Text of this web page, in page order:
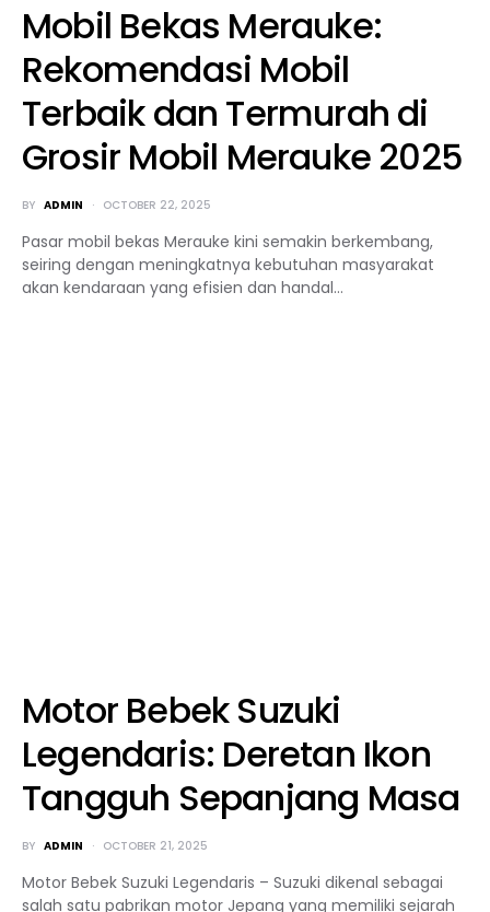
Mobil Bekas Merauke:
Rekomendasi Mobil
Terbaik dan Termurah di
Grosir Mobil Merauke 2025
BY ADMIN OCTOBER 22, 2025
Pasar mobil bekas Merauke kini semakin berkembang,
seiring dengan meningkatnya kebutuhan masyarakat
akan kendaraan yang efisien dan handal…
Motor Bebek Suzuki
Legendaris: Deretan Ikon
Tangguh Sepanjang Masa
BY ADMIN OCTOBER 21, 2025
Motor Bebek Suzuki Legendaris – Suzuki dikenal sebagai
salah satu pabrikan motor Jepang yang memiliki sejarah